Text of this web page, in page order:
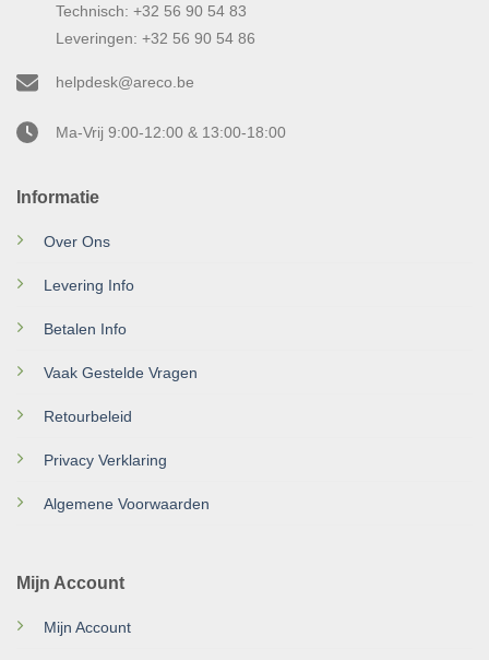
Informatie
Over Ons
Levering Info
Betalen Info
Vaak Gestelde Vragen
Retourbeleid
Privacy Verklaring
Algemene Voorwaarden
Mijn Account
Mijn Account
Technisch: +32 56 90 54 83
Leveringen: +32 56 90 54 86
helpdesk@areco.be
Ma-Vrij 9:00-12:00 & 13:00-18:00